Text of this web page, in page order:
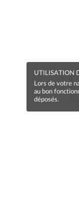
UTILISATION
Lors de votre
au bon
déposés.